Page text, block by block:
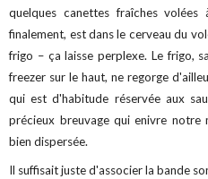
quelques canettes fraîches
finalement, est dans le cerveau du
frigo – ça laisse perplexe. Le frigo,
freezer sur le haut, ne regorge
qui est d'habitude réservée aux
précieux breuvage qui enivre notre
bien dispersée.
Il suffisait juste d'associer la bande